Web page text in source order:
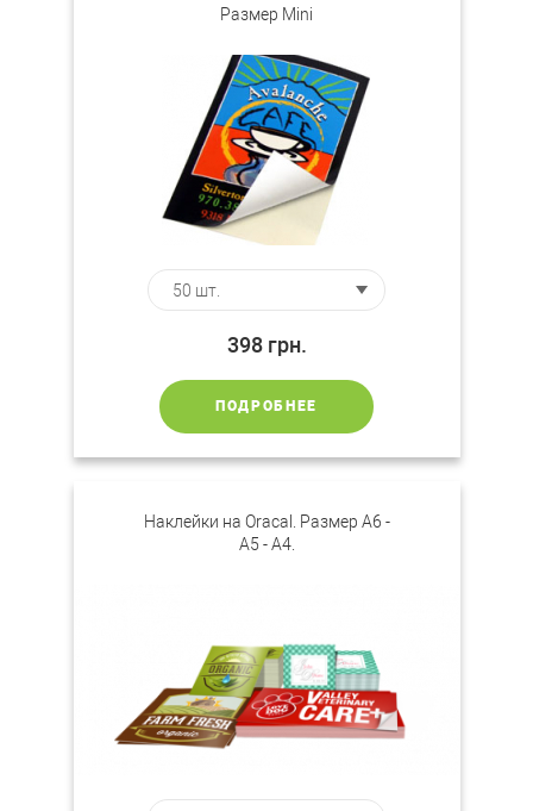
Размер Mini
398 грн.
ПОДРОБНЕЕ
Наклейки на Oracal. Размер А6 -
А5 - А4.